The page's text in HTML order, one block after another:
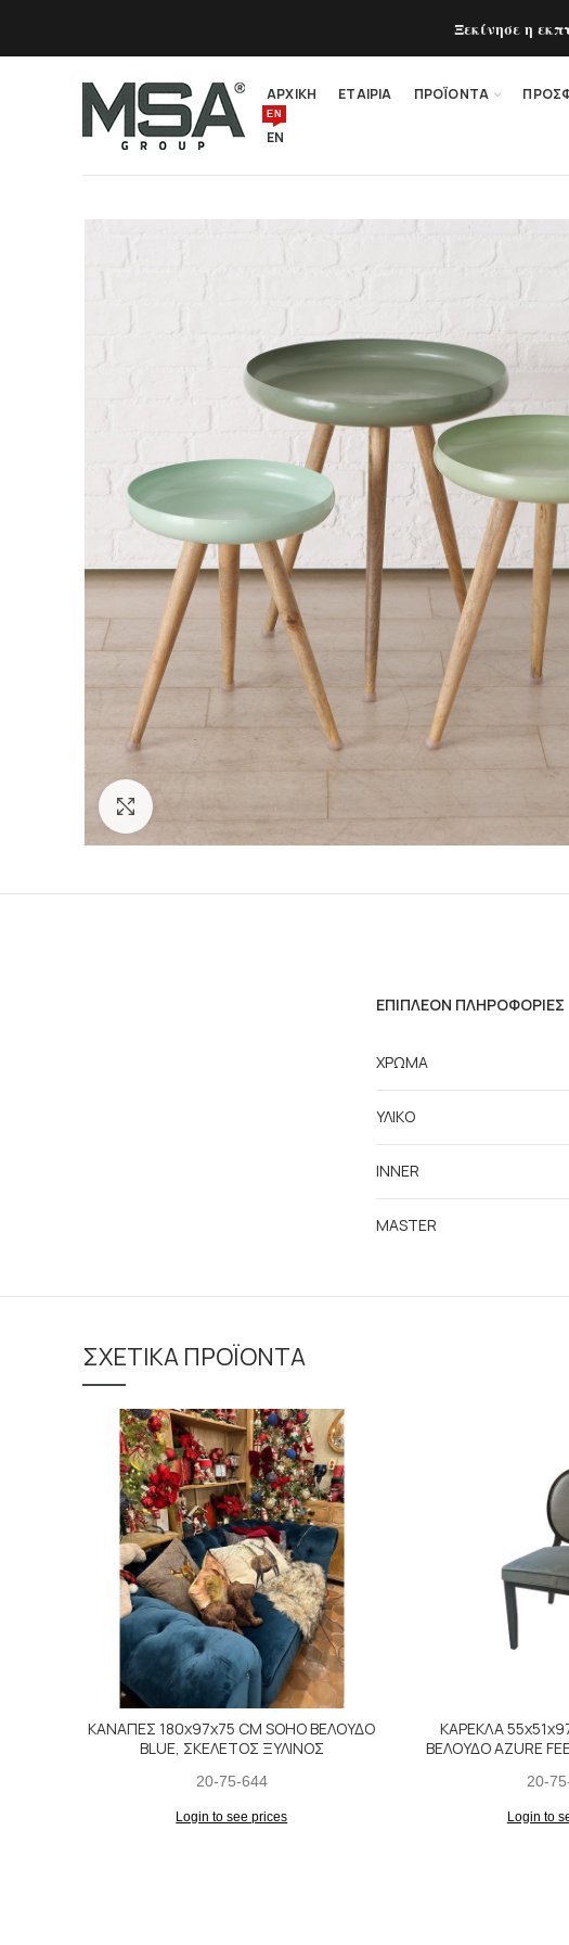
ΑΡΧΙΚΗ ΕΤΑΙΡΙΑ ΠΡΟΪΟΝΤΑ
EN
EN
ΕΠΙΠΛΈΟΝ ΠΛΗΡΟΦΟΡΊΕΣ
ΧΡΩΜΑ
ΥΛΙΚΟ
INNER
MASTER
ΣΧΕΤΙΚΆ ΠΡΟΪΌΝΤΑ
ΚΑΝΑΠΕΣ 180x97x75 CM SOHO ΒΕΛΟΥΔΟ
BLUE, ΣΚΕΛΕΤΟΣ ΞΥΛΙΝΟΣ
20-75-644
Login to see prices
ΚΑΡΕΚΛΑ
ΒΕΛΟΥΔΟ AZURE
20-
Login to
Ξεκίνησε η